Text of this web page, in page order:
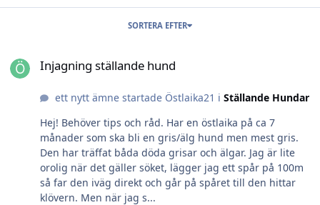
SORTERA EFTER
Injagning ställande hund
ett nytt ämne startade Östlaika21 i Ställande Hundar
Hej! Behöver tips och råd. Har en östlaika på ca 7
månader som ska bli en gris/älg hund men mest gris.
Den har träffat båda döda grisar och älgar. Jag är lite
orolig när det gäller söket, lägger jag ett spår på 100m
så far den iväg direkt och går på spåret till den hittar
klövern. Men när jag s...